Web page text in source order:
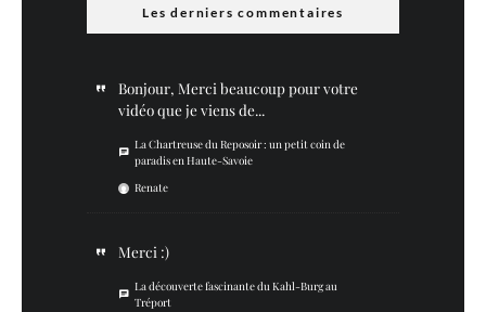
Les derniers commentaires
Bonjour, Merci beaucoup pour votre
vidéo que je viens de...
La Chartreuse du Reposoir : un petit coin de
paradis en Haute-Savoie
Renate
Merci :)
La découverte fascinante du Kahl-Burg au
Tréport